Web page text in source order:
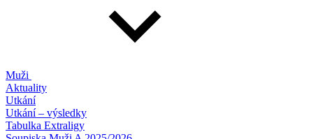
Muži
Aktuality
Utkání
Utkání – výsledky
Tabulka Extraligy